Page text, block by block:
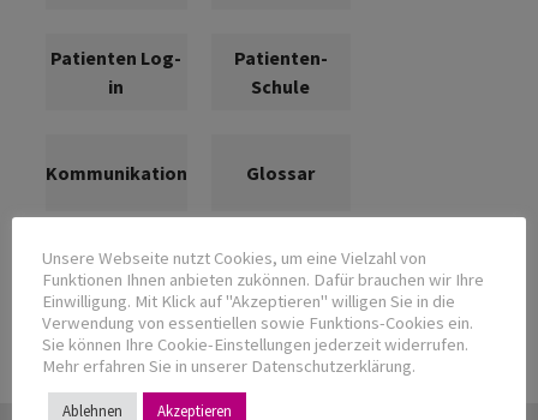
Patienten Log-
in
Patienten-
Schule
Kommunikation Glossar
Erfahrungs-
Berichte
Spenden für
andere
Unsere Webseite nutzt Cookies, um eine Vielzahl von
Funktionen Ihnen anbieten zukönnen. Dafür brauchen wir Ihre
Einwilligung. Mit Klick auf "Akzeptieren" willigen Sie in die
Verwendung von essentiellen sowie Funktions-Cookies ein.
Sie können Ihre Cookie-Einstellungen jederzeit widerrufen.
Mehr erfahren Sie in unserer Datenschutzerklärung.
Ablehnen Akzeptieren